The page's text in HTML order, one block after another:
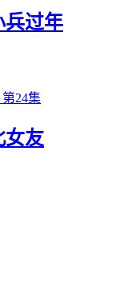
兵过年
第24集
女友